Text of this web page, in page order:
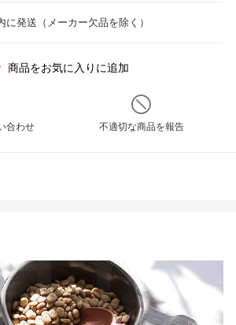
に発送（メーカー欠品を除く）
商品をお気に入りに追加
合わせ 不適切な商品を報告